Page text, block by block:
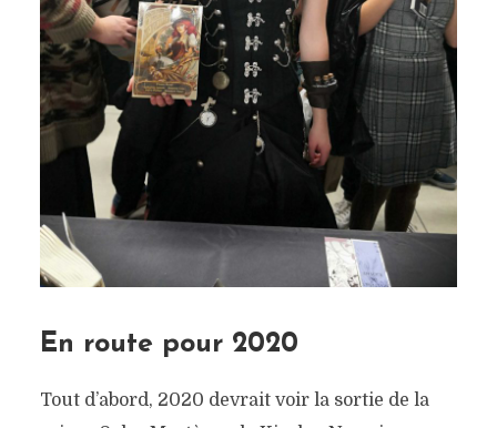
En route pour 2020
Tout d’abord, 2020 devrait voir la sortie de la